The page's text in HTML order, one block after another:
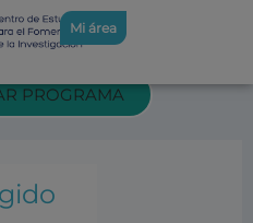
Mi área
REUNIÓN DE
PROGRAMA